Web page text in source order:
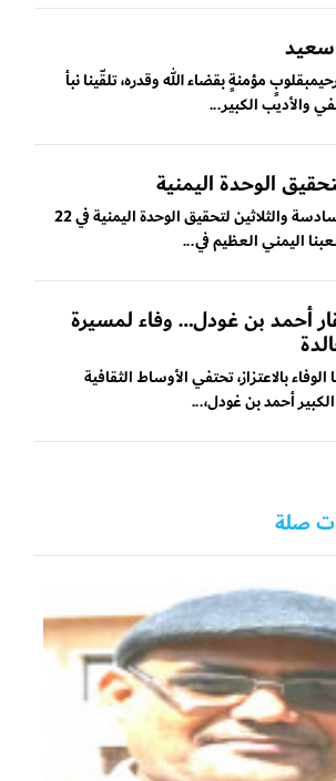
سعيد
مؤمنةٍ بقضاء الله وقدره، تلقّينا نبأ
والأديب الكبير...
بمناسبة الذكرى السادسة والثلاثين لتحقيق الوحدة اليمنية في 22
أحمد بن غودل… وفاء لمسيرة
بالاعتزاز، تحتفي الأوساط الثقافية
أحمد بن غودل،...
صلة